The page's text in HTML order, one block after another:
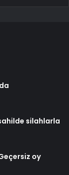
silahlarla
oy